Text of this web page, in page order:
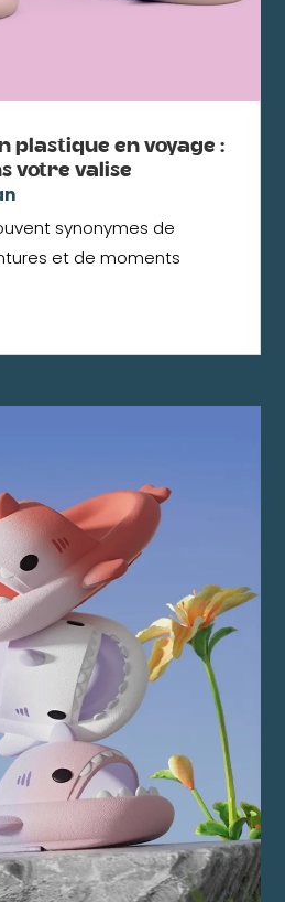
plastique en voyage :
votre valise
synonymes de
et de moments